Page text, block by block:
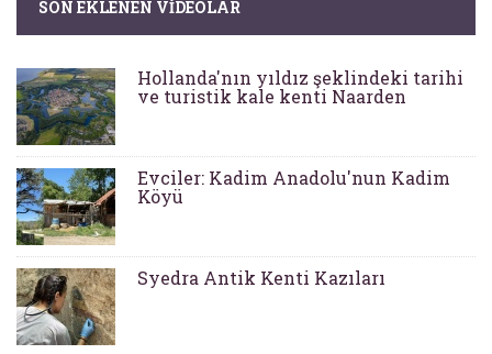
SON EKLENEN VIDEOLAR
Hollanda'nın yıldız şeklindeki tarihi
ve turistik kale kenti Naarden
Evciler: Kadim Anadolu'nun Kadim
Köyü
Syedra Antik Kenti Kazıları